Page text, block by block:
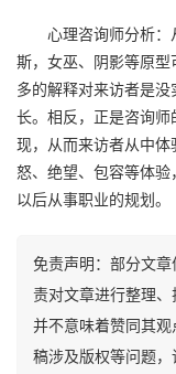
心理咨询师分析：
斯，女巫、阴影等原
多的解释对来访者是
长。相反，正是咨询
现，从而来访者从中
怒、绝望、包容等体
以后从事职业的规划。
免责声明：部分文
责对文章进行整理、
并不意味着赞同其
稿涉及版权等问题，